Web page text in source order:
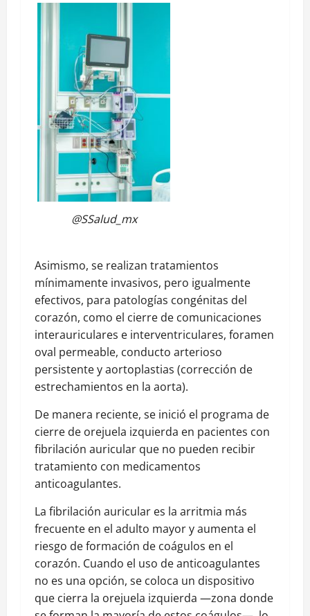
@SSalud_mx
Asimismo, se realizan tratamientos
mínimamente invasivos, pero igualmente
efectivos, para patologías congénitas del
corazón, como el cierre de comunicaciones
interauriculares e interventriculares, foramen
oval permeable, conducto arterioso
persistente y aortoplastias (corrección de
estrechamientos en la aorta).
De manera reciente, se inició el programa de
cierre de orejuela izquierda en pacientes con
fibrilación auricular que no pueden recibir
tratamiento con medicamentos
anticoagulantes.
La fibrilación auricular es la arritmia más
frecuente en el adulto mayor y aumenta el
riesgo de formación de coágulos en el
corazón. Cuando el uso de anticoagulantes
no es una opción, se coloca un dispositivo
que cierra la orejuela izquierda —zona donde